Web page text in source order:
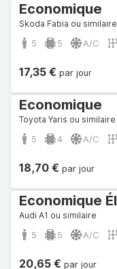
Economique
Skoda Fabia ou similaire
5 5 A/C
17,35 € par jour
Economique
Toyota Yaris ou similaire
5 4 A/C
18,70 € par jour
Economique
Audi A1 ou similaire
5 5 A/C
20,65 € par jour